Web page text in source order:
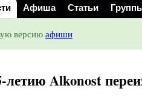
Афиша Статьи
версию афиши
летию Alkonost